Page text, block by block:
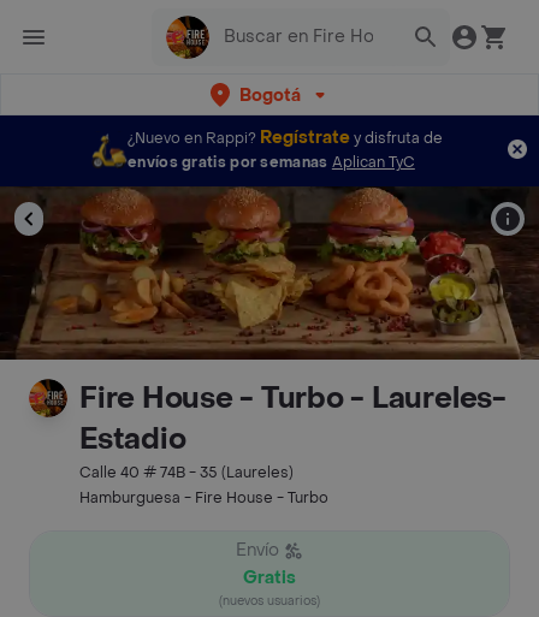
Bogotá
¿Nuevo en Rappi? Regístratey disfruta de
envíos gratis por semanas Aplican TyC
Fire House - Turbo - Laureles-
Estadio
Calle 40 # 74B - 35 (Laureles)
Hamburguesa - Fire House - Turbo
Envío
Gratis
(nuevos usuarios)